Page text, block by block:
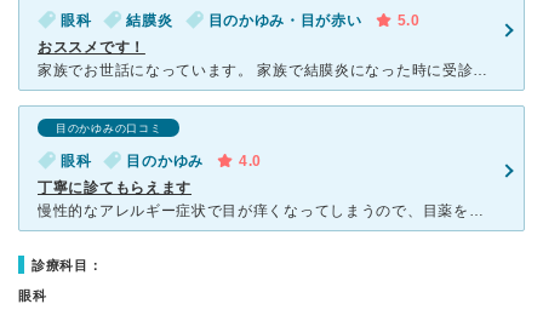
眼科 結膜炎 目のかゆみ・目が赤い
5.0
おススメです！
家族でお世話になっています。 家族で結膜炎になった時に受診しました。 いつも割と待っている方が多いイメージです。 視力検査やコンタクトの受け取りの方もいるので、待ち時間はそこまでない感じがします
目のかゆみの口コミ
眼科 目のかゆみ
4.0
丁寧に診てもらえます
慢性的なアレルギー症状で目が痒くなってしまうので、目薬をいただきに通っています。行くといつも混んでいます。受付開始時間ぴったりにいってもすでに前に人が並んでいます。予約なしの場合は、少し前に行くことを
診療科目：
眼科